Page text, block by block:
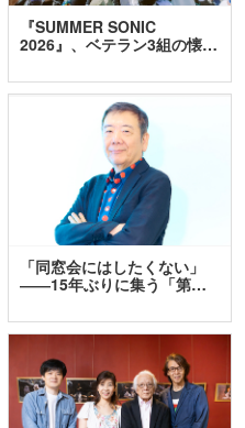
『SUMMER SONIC
2026』、ベテラン3組の懐…
「同窓会にはしたくない」
――15年ぶりに集う「第…